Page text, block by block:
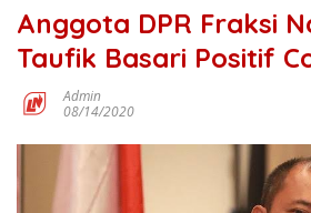
Anggota DPR Fraksi
Taufik Basari Positif
Admin
08/14/2020